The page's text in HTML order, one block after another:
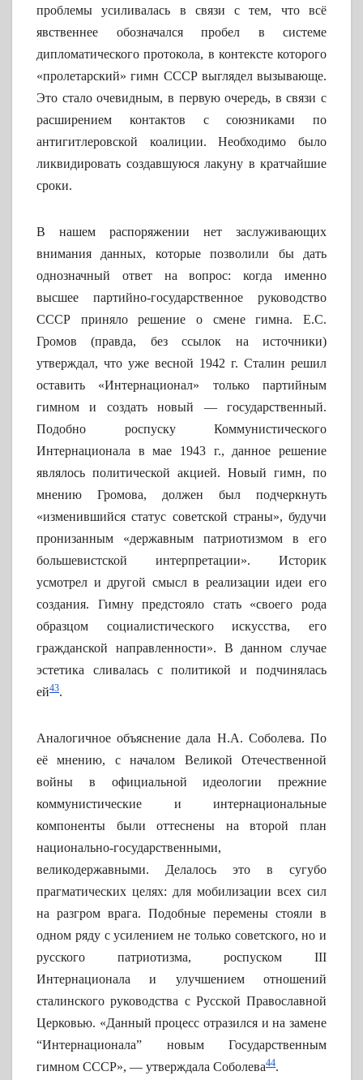
проблемы усиливалась в связи с тем, что всё
явственнее обозначался пробел в системе
дипломатического протокола, в контексте которого
«пролетарский» гимн СССР выглядел вызывающе.
Это стало очевидным, в первую очередь, в связи с
расширением контактов с союзниками по
антигитлеровской коалиции. Необходимо было
ликвидировать создавшуюся лакуну в кратчайшие
сроки.
В нашем распоряжении нет заслуживающих
внимания данных, которые позволили бы дать
однозначный ответ на вопрос: когда именно
высшее партийно-государственное руководство
СССР приняло решение о смене гимна. Е.С.
Громов (правда, без ссылок на источники)
утверждал, что уже весной 1942 г. Сталин решил
оставить «Интернационал» только партийным
гимном и создать новый — государственный.
Подобно роспуску Коммунистического
Интернационала в мае 1943 г., данное решение
являлось политической акцией. Новый гимн, по
мнению Громова, должен был подчеркнуть
«изменившийся статус советской страны», будучи
пронизанным «державным патриотизмом в его
большевистской интерпретации». Историк
усмотрел и другой смысл в реализации идеи его
создания. Гимну предстояло стать «своего рода
образцом социалистического искусства, его
гражданской направленности». В данном случае
эстетика сливалась с политикой и подчинялась
ей43.
Аналогичное объяснение дала Н.А. Соболева. По
её мнению, с началом Великой Отечественной
войны в официальной идеологии прежние
коммунистические и интернациональные
компоненты были оттеснены на второй план
национально-государственными,
великодержавными. Делалось это в сугубо
прагматических целях: для мобилизации всех сил
на разгром врага. Подобные перемены стояли в
одном ряду с усилением не только советского, но и
русского патриотизма, роспуском III
Интернационала и улучшением отношений
сталинского руководства с Русской Православной
Церковью. «Данный процесс отразился и на замене
“Интернационала” новым Государственным
гимном СССР», — утверждала Соболева44.